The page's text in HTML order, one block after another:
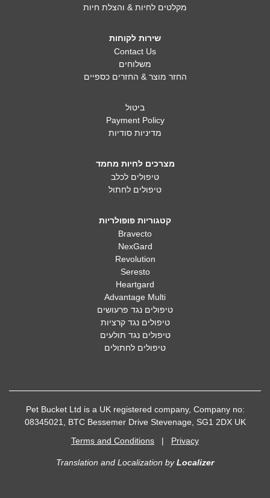
מקלטים לחיות & והצלת חיות
שירות לקוחות
Contact Us
משלוחים
החזר מוצר & החזרים כספיים
ביטול
Payment Policy
מדיניות סודיות
מצרכים לחיות מחמד
טיפולים לכלב
טיפולים לחתול
קטגוריות פופולריות
Bravecto
NexGard
Revolution
Seresto
Heartgard
Advantage Multi
טיפולים נגד פרעושים
טיפולים נגד קרציות
טיפולים נגד תולעים
טיפולים לחתולים
Pet Bucket Ltd is a UK registered company, Company no:
08345021, BTC Bessemer Drive Stevenage, SG1 2DX UK
Terms and Conditions | Privacy
Translation and Localization byLocalizer